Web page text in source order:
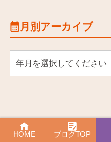
月別アーカイブ
年月を選択してください
HOME ブログTOP
©ひとみる